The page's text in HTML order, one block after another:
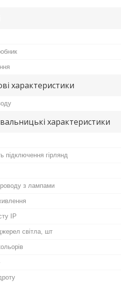
характеристики
характеристики
підключення гірлянд
з лампами
IP
світла, шт